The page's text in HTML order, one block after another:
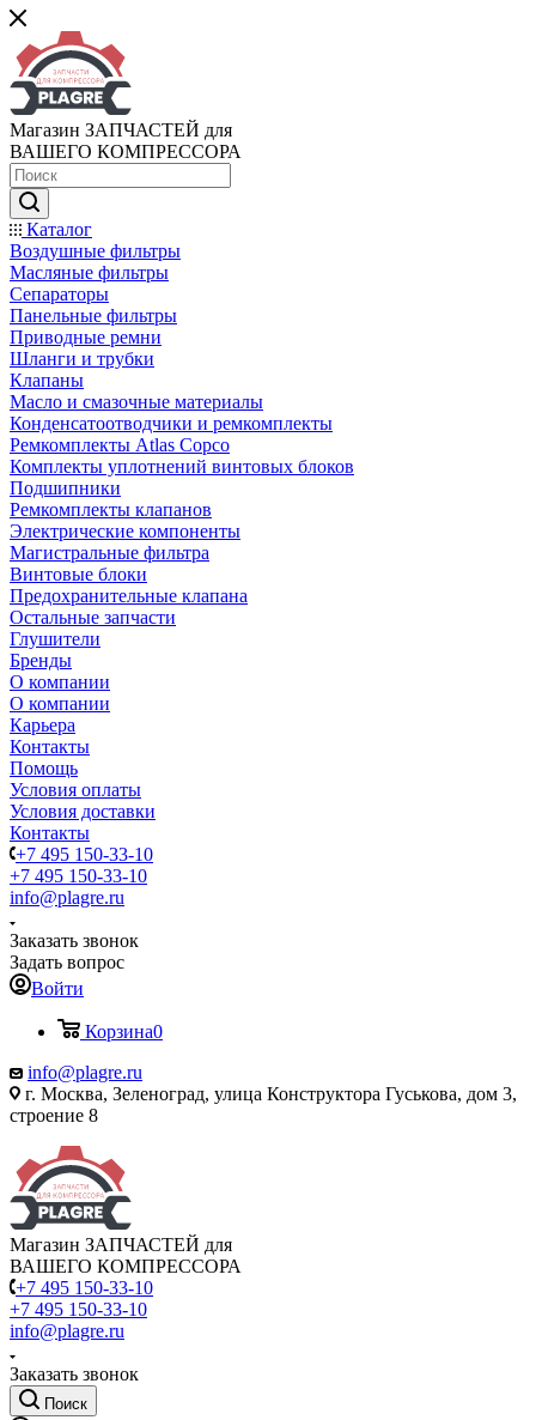
Магазин ЗАПЧАСТЕЙ для
ВАШЕГО КОМПРЕССОРА
Каталог
Воздушные фильтры
Масляные фильтры
Сепараторы
Панельные фильтры
Приводные ремни
Шланги и трубки
Клапаны
Масло и смазочные материалы
Конденсатоотводчики и ремкомплекты
Ремкомплекты Atlas Copco
Комплекты уплотнений винтовых блоков
Подшипники
Ремкомплекты клапанов
Электрические компоненты
Магистральные фильтра
Винтовые блоки
Предохранительные клапана
Остальные запчасти
Глушители
Бренды
О компании
О компании
Карьера
Контакты
Помощь
Условия оплаты
Условия доставки
Контакты
+7 495 150-33-10
+7 495 150-33-10
info@plagre.ru
Заказать звонок
Задать вопрос
Войти
Корзина0
info@plagre.ru
г. Москва, Зеленоград, улица Конструктора Гуськова, дом 3,
строение 8
Магазин ЗАПЧАСТЕЙ для
ВАШЕГО КОМПРЕССОРА
+7 495 150-33-10
+7 495 150-33-10
info@plagre.ru
Заказать звонок
Поиск